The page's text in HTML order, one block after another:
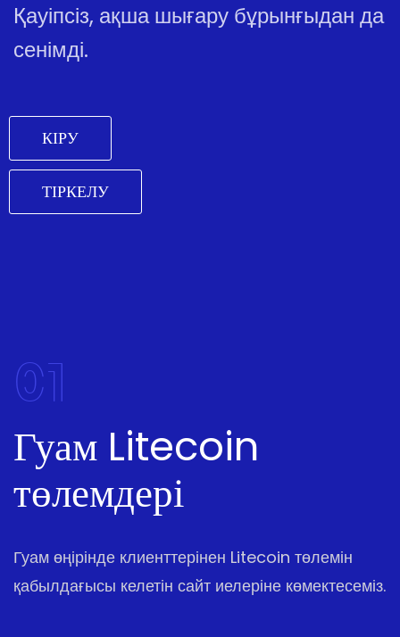
Қауіпсіз, ақша шығару бұрынғыдан да
сенімді.
КІРУ
ТІРКЕЛУ
01
Гуам Litecoin
төлемдері
Гуам өңірінде клиенттерінен Litecoin төлемін
қабылдағысы келетін сайт иелеріне көмектесеміз.